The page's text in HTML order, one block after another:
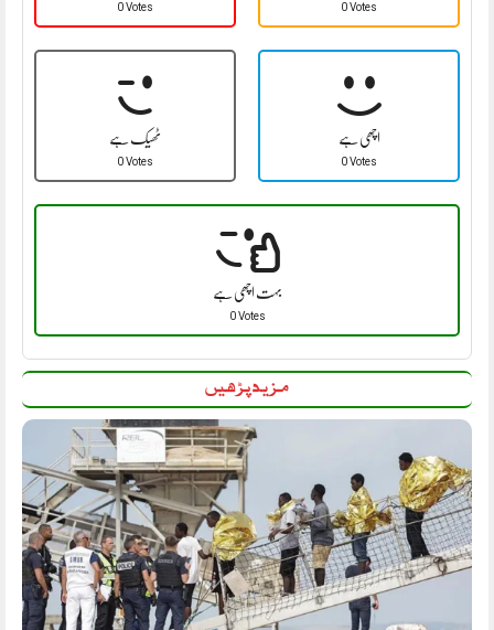
0 Votes 0 Votes
ٹھیک ہے
0 Votes
اچھی ہے
0 Votes
بہت اچھی ہے
0 Votes
مزید پڑھیں